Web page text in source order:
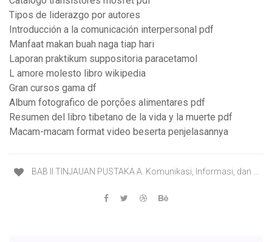
Tipos de liderazgo por autores
Introducción a la comunicación interpersonal pdf
Manfaat makan buah naga tiap hari
Laporan praktikum suppositoria paracetamol
L amore molesto libro wikipedia
Gran cursos gama df
Album fotografico de porções alimentares pdf
Resumen del libro tibetano de la vida y la muerte pdf
Macam-macam format video beserta penjelasannya
BAB II TINJAUAN PUSTAKA A. Komunikasi, Informasi, dan ...